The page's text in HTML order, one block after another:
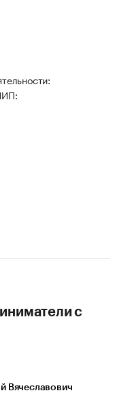
с
Вячеславович